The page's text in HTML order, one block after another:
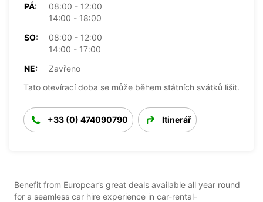
PÁ:
08:00 - 12:00
14:00 - 18:00
SO:
08:00 - 12:00
14:00 - 17:00
NE:
Zavřeno
Tato otevírací doba se může během státních svátků lišit.
+33 (0) 474090790 Itinerář
Benefit from Europcar’s great deals available all year round
for a seamless car hire experience in car-rental-